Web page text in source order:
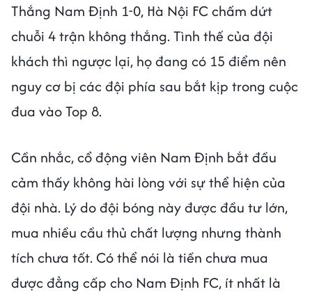
Thắng Nam Định 1-0, Hà Nội FC chấm dứt
chuỗi 4 trận không thắng. Tình thế của đội
khách thì ngược lại, họ đang có 15 điểm nên
nguy cơ bị các đội phía sau bắt kịp trong cuộc
đua vào Top 8.
Cần nhắc, cổ động viên Nam Định bắt đầu
cảm thấy không hài lòng với sự thể hiện của
đội nhà. Lý do đội bóng này được đầu tư lớn,
mua nhiều cầu thủ chất lượng nhưng thành
tích chưa tốt. Có thể nói là tiền chưa mua
được đẳng cấp cho Nam Định FC, ít nhất là